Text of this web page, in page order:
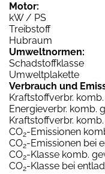
Motor:
kW / PS
Treibstoff
Hubraum
Umweltnormen:
Schadstoffklasse
Umweltplakette
Verbrauch und
Kraftstoffverbr. komb.
Energieverbr. komb.
Kraftstoffverbr.
CO2-Emissionen
CO2-Emissionen bei
CO2-Klasse komb.
CO2-Klasse bei